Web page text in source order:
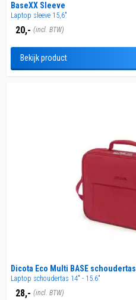
BaseXX Sleeve
Laptop sleeve 15,6"
20,- (incl. BTW)
Bekijk product
Dicota Eco Multi BASE schoudertas
Laptop schoudertas 14" - 15.6"
28,- (incl. BTW)